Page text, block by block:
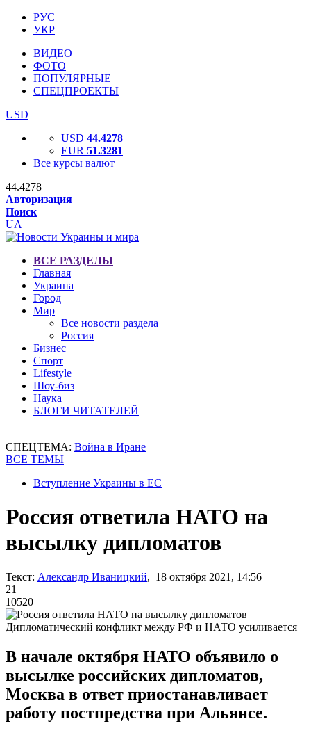
РУС
УКР
ВИДЕО
ФОТО
ПОПУЛЯРНЫЕ
СПЕЦПРОЕКТЫ
USD
USD 44.4278
EUR 51.3281
Все курсы валют
44.4278
Авторизация
Поиск
UA
ВСЕ РАЗДЕЛЫ
Главная
Украина
Город
Мир
Все новости раздела
Россия
Бизнес
Спорт
Lifestyle
Шоу-биз
Наука
БЛОГИ ЧИТАТЕЛЕЙ
СПЕЦТЕМА: Война в Иране
ВСЕ ТЕМЫ
Вступление Украины в ЕС
Россия ответила НАТО на
высылку дипломатов
Текст: Александр Иваницкий, 18 октября 2021, 14:56
21
10520
Дипломатический конфликт между РФ и НАТО усиливается
В начале октября НАТО объявило о
высылке российских дипломатов,
Москва в ответ приостанавливает
работу постпредства при Альянсе.